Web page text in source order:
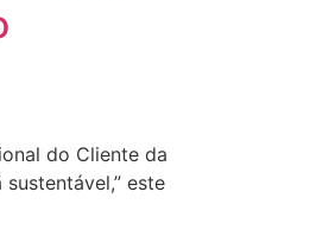
do Cliente da
este